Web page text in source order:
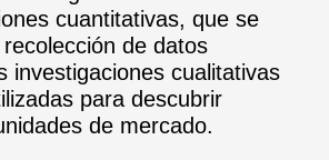
cuantitativas, que se
de datos
investigaciones cualitativas
para descubrir
de mercado.